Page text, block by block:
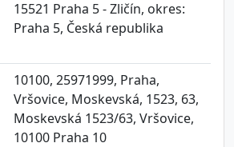
15521 Praha 5 - Zličín, okres:
Praha 5, Česká republika
10100, 25971999, Praha,
Vršovice, Moskevská, 1523, 63,
Moskevská 1523/63, Vršovice,
10100 Praha 10